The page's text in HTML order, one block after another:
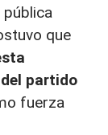
pública
que
partido
fuerza